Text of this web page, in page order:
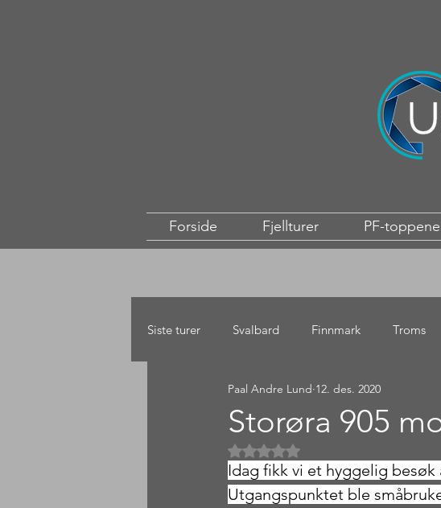
Forside Fjellturer PF-toppene
Siste turer Svalbard Finnmark Troms
Sørlandet Østlandet
Storøra 905
Paal Andre Lund 12. des. 2020
Gitt NaN av 5 stjerner.
Idag fikk vi et hyggelig
Utgangspunktet ble